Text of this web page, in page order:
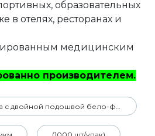
образовательных
в отелях, ресторанах и
медицинским
производителем.
Бахилы Elegreen Экстра с двойной подошвой бело-фиолетовые в евроблоке